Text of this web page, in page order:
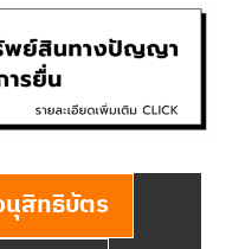
สิทธิบัตร